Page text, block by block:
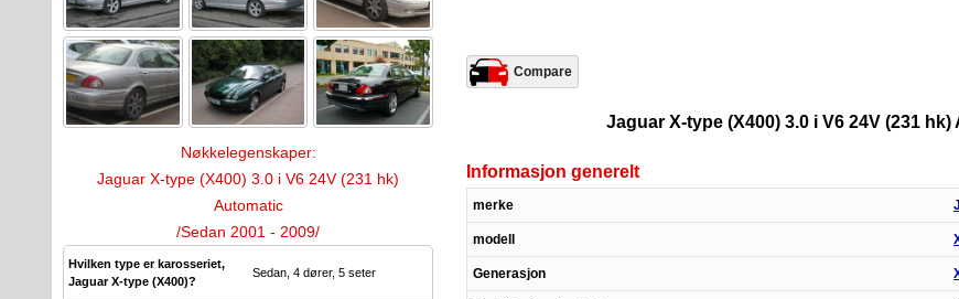
Nøkkelegenskaper:
Jaguar X-type (X400) 3.0 i V6 24V (231 hk)
Automatic
/Sedan 2001 - 2009/
Hvilken type er karosseriet,
Jaguar X-type (X400)?
Sedan, 4 dører, 5 seter
Compare
Jaguar X-type (X400) 3.0 i V6 24V (231
Informasjon generelt
merke
modell
Generasjon